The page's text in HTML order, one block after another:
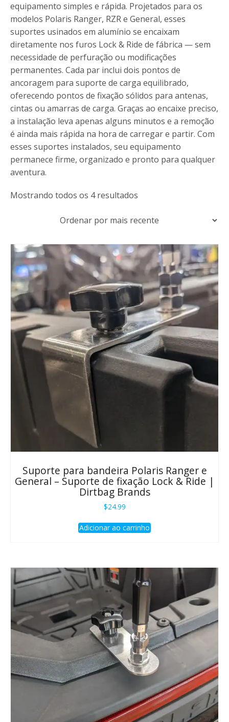
equipamento simples e rápida. Projetados para os
modelos Polaris Ranger, RZR e General, esses
suportes usinados em alumínio se encaixam
diretamente nos furos Lock & Ride de fábrica — sem
necessidade de perfuração ou modificações
permanentes. Cada par inclui dois pontos de
ancoragem para suporte de carga equilibrado,
oferecendo pontos de fixação sólidos para antenas,
cintas ou amarras de carga. Graças ao encaixe preciso,
a instalação leva apenas alguns minutos e a remoção
é ainda mais rápida na hora de carregar e partir. Com
esses suportes instalados, seu equipamento
permanece firme, organizado e pronto para qualquer
aventura.
Mostrando todos os 4 resultados
mais
Suporte para bandeira Polaris Ranger e
General – Suporte de fixação Lock & Ride |
Dirtbag Brands
$24.99
Adicionar ao carrinho